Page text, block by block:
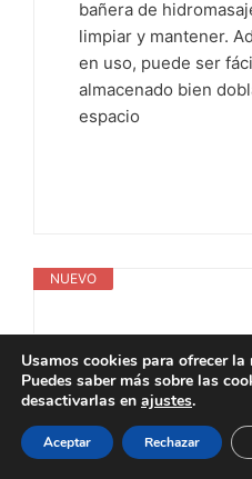
bañera de
limpiar y mantener.
en uso, puede ser
almacenado bien
espacio
NUEVO
Usamos cookies para ofrecer
Puedes saber más sobre las
desactivarlas en ajustes.
Aceptar Rechazar